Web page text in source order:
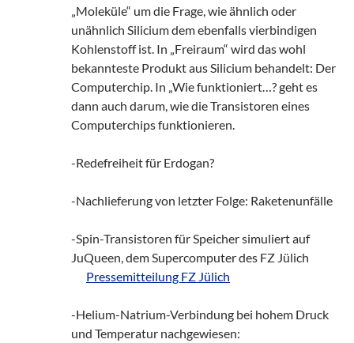
„Moleküle“ um die Frage, wie ähnlich oder
unähnlich Silicium dem ebenfalls vierbindigen
Kohlenstoff ist. In „Freiraum“ wird das wohl
bekannteste Produkt aus Silicium behandelt: Der
Computerchip. In „Wie funktioniert…? geht es
dann auch darum, wie die Transistoren eines
Computerchips funktionieren.
-Redefreiheit für Erdogan?
-Nachlieferung von letzter Folge: Raketenunfälle
-Spin-Transistoren für Speicher simuliert auf
JuQueen, dem Supercomputer des FZ Jülich
Pressemitteilung FZ Jülich
-Helium-Natrium-Verbindung bei hohem Druck
und Temperatur nachgewiesen: